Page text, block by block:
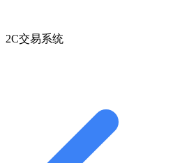
2C交易系统